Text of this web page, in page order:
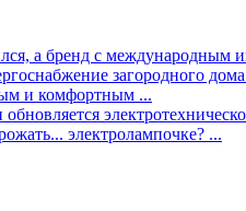
а бренд с международным
загородного
и комфортным ...
электролампочке? ...